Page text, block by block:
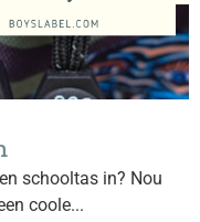
schooltas in? Nou
coole...